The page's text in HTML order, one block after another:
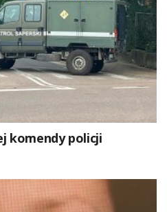
komendy policji